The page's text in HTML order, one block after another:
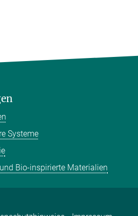
Systeme
Bio-inspirierte Materialien